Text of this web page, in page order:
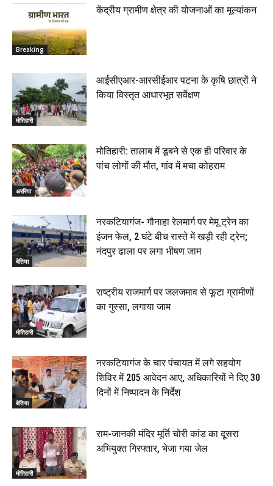
Breaking
केंद्रीय ग्रामीण क्षेत्र की योजनाओं का मूल्यांकन
मोतिहारी
आईसीएआर-आरसीईआर पटना के कृषि छात्रों ने
किया विस्तृत आधारभूत सर्वेक्षण
अररिया
मोतिहारी: तालाब में डूबने से एक ही परिवार के
पांच लोगों की मौत, गांव में मचा कोहराम
बेतिया
नरकटियागंज- गौनाहा रेलमार्ग पर मेमू ट्रेन का
इंजन फेल, 2 घंटे बीच रास्ते में खड़ी रही ट्रेन;
नंदपुर ढाला पर लगा भीषण जाम
मोतिहारी
राष्ट्रीय राजमार्ग पर जलजमाव से फूटा ग्रामीणों
का गुस्सा, लगाया जाम
बेतिया
नरकटियागंज के चार पंचायत में लगे सहयोग
शिविर में 205 आवेदन आए, अधिकारियों ने दिए 30
दिनों में निष्पादन के निर्देश
मोतिहारी
राम-जानकी मंदिर मूर्ति चोरी कांड का दूसरा
अभियुक्त गिरफ्तार, भेजा गया जेल